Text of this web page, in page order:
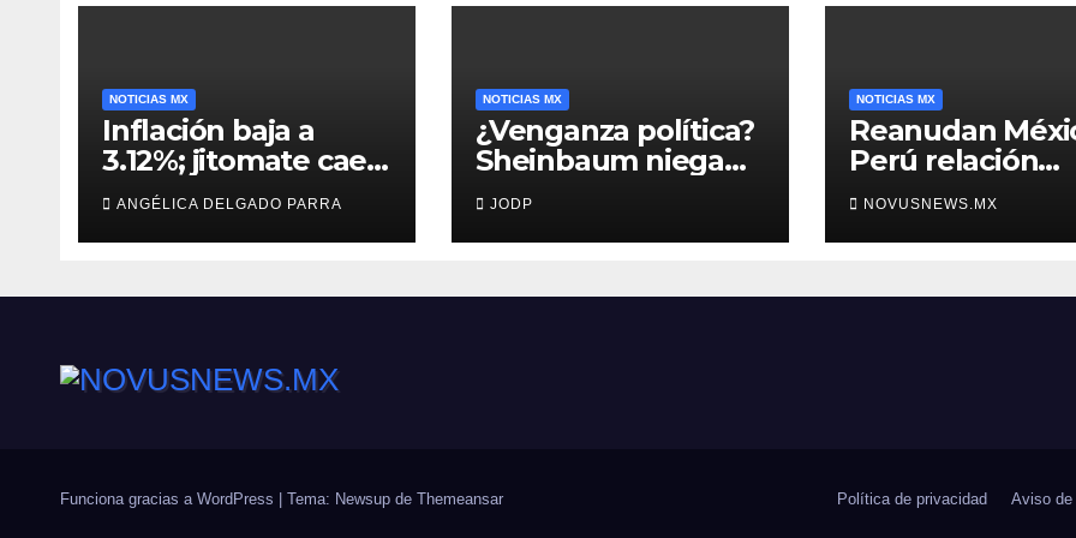
NOTICIAS MX
Inflación baja a
3.12%; jitomate cae
29%, pero cebolla y
vuelos se encarecen
ANGÉLICA DELGADO PARRA
NOTICIAS MX
¿Venganza política?
Sheinbaum niega
mano negra en
captura de Ángel
Aguirre
JODP
NOTICIAS MX
Reanudan
Perú relación
diplomática
NOVUSNEWS.MX
Funciona gracias a WordPress Tema: Newsup de Themeansar Política de privacidad Aviso de